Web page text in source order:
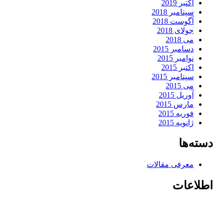
اکتبر 2019
سپتامبر 2018
آگوست 2018
جولای 2018
می 2018
دسامبر 2015
نوامبر 2015
اکتبر 2015
سپتامبر 2015
می 2015
آوریل 2015
مارس 2015
فوریه 2015
ژانویه 2015
دسته‌ها
معرفی مقالات
اطلاعات